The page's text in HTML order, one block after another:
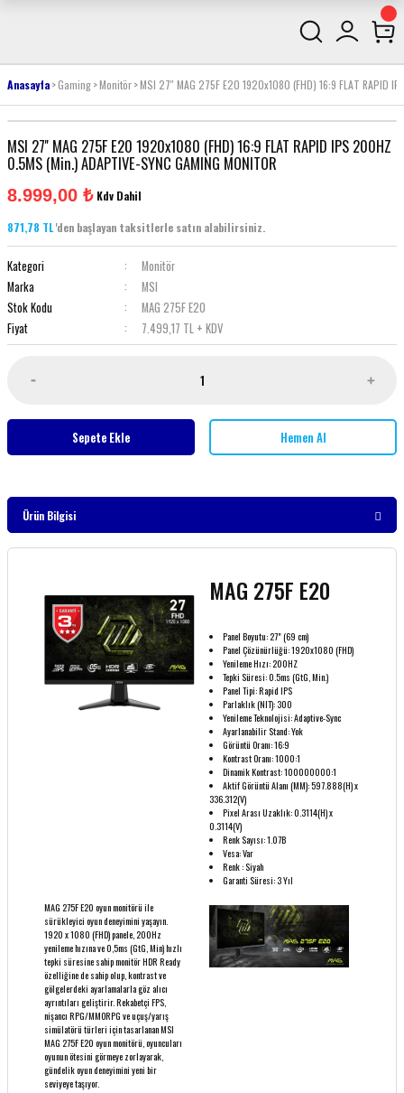
Anasayfa Gaming Monitör MSI 27'' MAG 275F E20 1920x1080 (FHD) 16:9 FLAT RAPID
MSI 27'' MAG 275F E20 1920x1080 (FHD) 16:9 FLAT RAPID IPS 200HZ
0.5MS (Min.) ADAPTIVE-SYNC GAMING MONITOR
8.999,00 ₺ Kdv Dahil
871,78 TL'den başlayan taksitlerle satın alabilirsiniz.
Kategori
Monitör
Marka
MSI
Stok Kodu
MAG 275F E20
Fiyat
7.499,17 TL + KDV
Sepete Ekle Hemen Al
Ürün Bilgisi
MAG 275F E20
Panel Boyutu: 27" (69 cm)
Panel Çözünürlüğü: 1920x1080 (FHD)
Yenileme Hızı: 200HZ
Tepki Süresi: 0.5ms (GtG, Min.)
Panel Tipi: Rapid IPS
Parlaklık (NIT): 300
Yenileme Teknolojisi: Adaptive-Sync
Ayarlanabilir Stand: Yok
Görüntü Oranı: 16:9
Kontrast Oranı: 1000:1
Dinamik Kontrast: 100000000:1
Aktif Görüntü Alanı (MM): 597.888(H) x
336.312(V)
Pixel Arası Uzaklık: 0.3114(H) x
0.3114(V)
Renk Sayısı: 1.07B
Vesa: Var
Renk : Siyah
Garanti Süresi: 3 Yıl
MAG 275F E20 oyun monitörü ile
sürükleyici oyun deneyimini yaşayın.
1920 x 1080 (FHD) panele, 200Hz
yenileme hızına ve 0,5ms (GtG, Min) hızlı
tepki süresine sahip monitör HDR Ready
özelliğine de sahip olup, kontrast ve
gölgelerdeki ayarlamalarla göz alıcı
ayrıntıları geliştirir. Rekabetçi FPS,
nişancı RPG/MMORPG ve uçuş/yarış
simülatörü türleri için tasarlanan MSI
MAG 275F E20 oyun monitörü, oyuncuları
oyunun ötesini görmeye zorlayarak,
gündelik oyun deneyimini yeni bir
seviyeye taşıyor.